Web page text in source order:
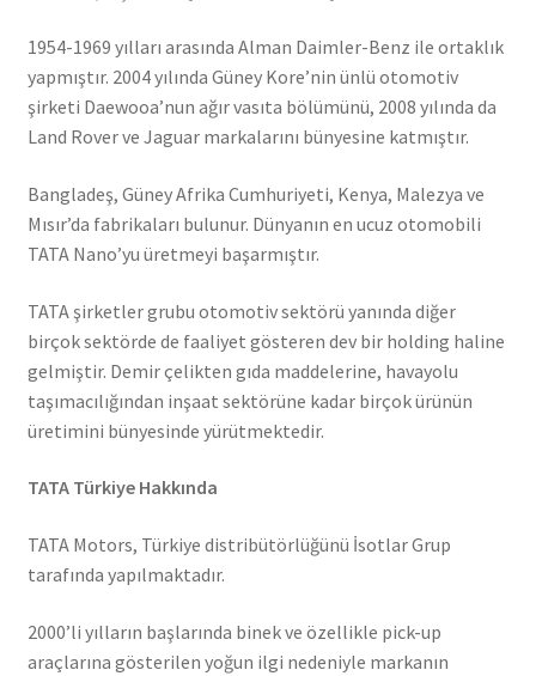
1954-1969 yılları arasında Alman Daimler-Benz ile ortaklık
yapmıştır. 2004 yılında Güney Kore’nin ünlü otomotiv
şirketi Daewooa’nun ağır vasıta bölümünü, 2008 yılında da
Land Rover ve Jaguar markalarını bünyesine katmıştır.
Bangladeş, Güney Afrika Cumhuriyeti, Kenya, Malezya ve
Mısır’da fabrikaları bulunur. Dünyanın en ucuz otomobili
TATA Nano’yu üretmeyi başarmıştır.
TATA şirketler grubu otomotiv sektörü yanında diğer
birçok sektörde de faaliyet gösteren dev bir holding haline
gelmiştir. Demir çelikten gıda maddelerine, havayolu
taşımacılığından inşaat sektörüne kadar birçok ürünün
üretimini bünyesinde yürütmektedir.
TATA Türkiye Hakkında
TATA Motors, Türkiye distribütörlüğünü İsotlar Grup
tarafında yapılmaktadır.
2000’li yılların başlarında binek ve özellikle pick-up
araçlarına gösterilen yoğun ilgi nedeniyle markanın